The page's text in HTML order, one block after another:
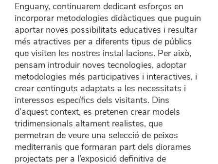
Enguany, continuarem dedicant esforços en
incorporar metodologies didàctiques que puguin
aportar noves possibilitats educatives i resultar
més atractives per a diferents tipus de públics
que visiten les nostres instal·lacions. Per això,
pensam introduir noves tecnologies, adoptar
metodologies més participatives i interactives, i
crear continguts adaptats a les necessitats i
interessos específics dels visitants. Dins
d’aquest context, es pretenen crear models
tridimensionals altament realistes, que
permetran de veure una selecció de peixos
mediterranis que formaran part dels diorames
projectats per a l’exposició definitiva de